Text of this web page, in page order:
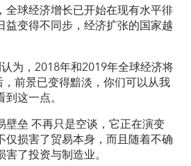
全球经济增长已开始在现有水平徘
益变得不同步，经济扩张的国家越
为，2018年和2019年全球经济将
前景已变得黯淡，你们可以从我
这一点。
壁垒不再只是空谈，它正在演变
仅损害了贸易本身，而且随着不确
了投资与制造业。